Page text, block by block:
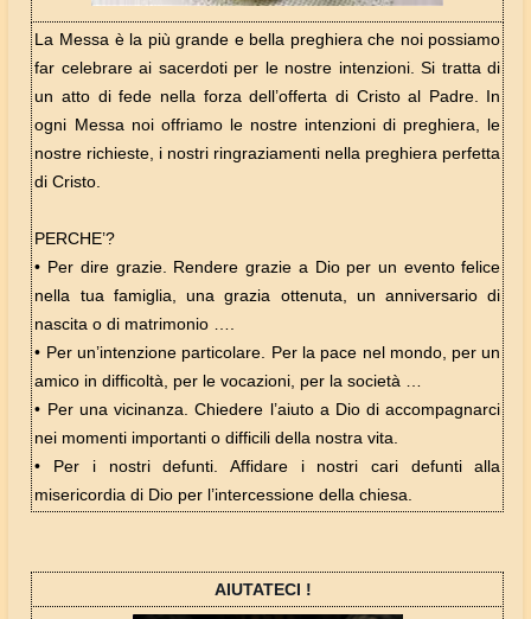
La Messa è la più grande e bella preghiera che noi possiamo
far celebrare ai sacerdoti per le nostre intenzioni. Si tratta di
un atto di fede nella forza dell’offerta di Cristo al Padre. In
ogni Messa noi offriamo le nostre intenzioni di preghiera, le
nostre richieste, i nostri ringraziamenti nella preghiera perfetta
di Cristo.
PERCHE’?
• Per dire grazie. Rendere grazie a Dio per un evento felice
nella tua famiglia, una grazia ottenuta, un anniversario di
nascita o di matrimonio ….
• Per un’intenzione particolare. Per la pace nel mondo, per un
amico in difficoltà, per le vocazioni, per la società …
• Per una vicinanza. Chiedere l’aiuto a Dio di accompagnarci
nei momenti importanti o difficili della nostra vita.
• Per i nostri defunti. Affidare i nostri cari defunti alla
misericordia di Dio per l’intercessione della chiesa.
AIUTATECI !